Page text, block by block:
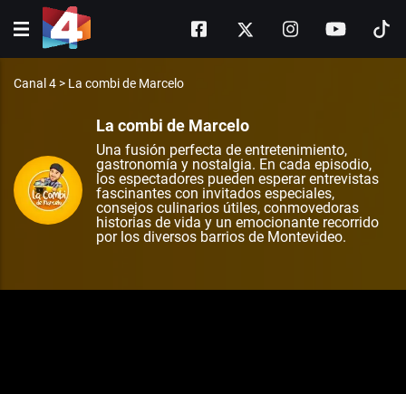
Canal 4 > La combi de Marcelo
La combi de Marcelo
Una fusión perfecta de entretenimiento,
gastronomía y nostalgia. En cada episodio,
los espectadores pueden esperar entrevistas
fascinantes con invitados especiales,
consejos culinarios útiles, conmovedoras
historias de vida y un emocionante recorrido
por los diversos barrios de Montevideo.